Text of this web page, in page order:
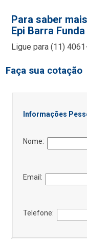
Para saber
Epi Barra Funda
Ligue para(11)
Faça sua cotação
Informações
Nome:
Email:
Telefone: